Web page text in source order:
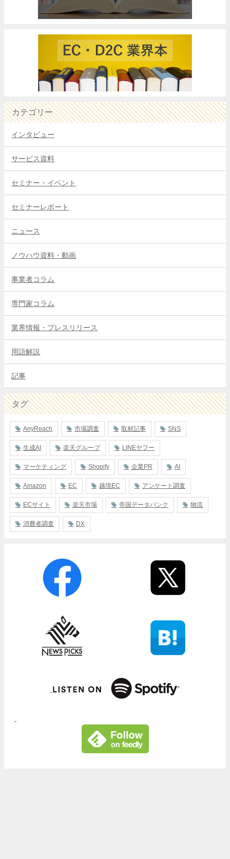
カテゴリー
インタビュー
サービス資料
セミナー・イベント
セミナーレポート
ニュース
ノウハウ資料・動画
事業者コラム
専門家コラム
業界情報・プレスリリース
用語解説
記事
タグ
AnyReach 市場調査 取材記事 SNS
生成AI 楽天グループ LINEヤフー
マーケティング Shopify 企業PR AI
Amazon EC 越境EC アンケート調査
ECサイト 楽天市場 帝国データバンク 物流
消費者調査 DX